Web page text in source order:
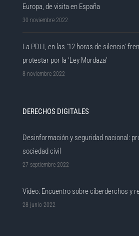
Europa, de visita en España
30 noviembre 2022
La PDLI, en las ’12 horas de silencio’
protestar por la ‘Ley Mordaza’
8 noviembre 2022
DERECHOS DIGITALES
Desinformación y seguridad nacional:
sociedad civil
27 septiembre 2022
Vídeo: Encuentro sobre ciberderchos y
28 junio 2022